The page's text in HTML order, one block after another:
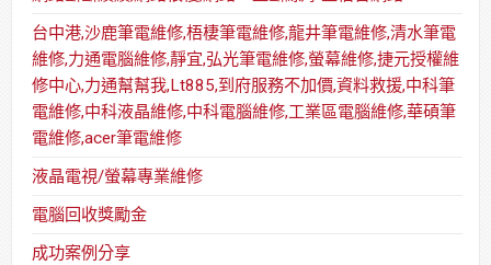
台中港,沙鹿筆電維修,梧棲筆電維修,龍井筆電維修,清水筆電
維修,力通電腦維修,靜宜,弘光筆電維修,螢幕維修,捷元授權維
修中心,力通幫幫我,Lt885,到府服務不加價,資料救援,中科筆
電維修,中科液晶維修,中科電腦維修,工業區電腦維修,華碩筆
電維修,acer筆電維修
液晶電視/螢幕專業維修
電腦回收獎勵金
成功案例分享